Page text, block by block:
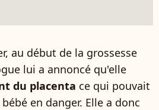
au début de la grossesse
lui a annoncé qu'elle
du placenta ce qui pouvait
en danger. Elle a donc